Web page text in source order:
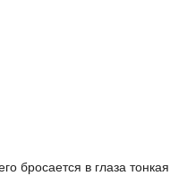
бросается в глаза тонкая